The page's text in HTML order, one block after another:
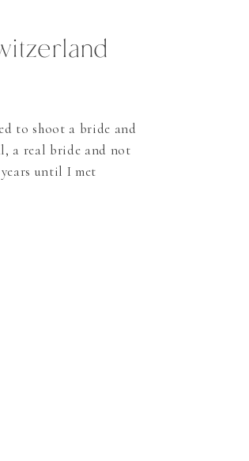
to shoot a bride and
a real bride and not
until I met